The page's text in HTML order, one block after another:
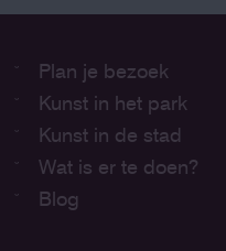
Plan je bezoek
Kunst in het park
Kunst in de stad
Wat is er te doen?
Blog